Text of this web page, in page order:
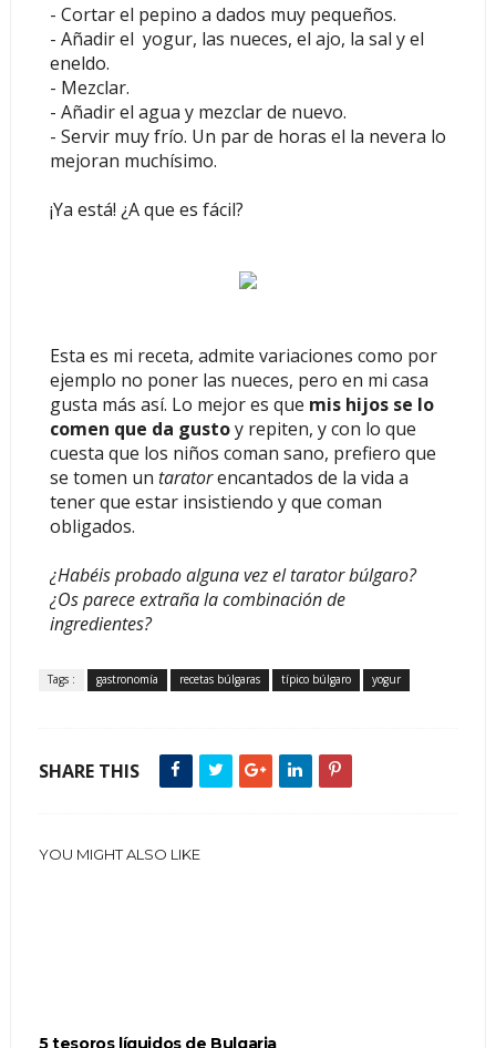
- Cortar el pepino a dados muy pequeños.
- Añadir el yogur, las nueces, el ajo, la sal y el
eneldo.
- Mezclar.
- Añadir el agua y mezclar de nuevo.
- Servir muy frío. Un par de horas el la nevera lo
mejoran muchísimo.
¡Ya está! ¿A que es fácil?
Esta es mi receta, admite variaciones como por
ejemplo no poner las nueces, pero en mi casa
gusta más así. Lo mejor es que mis hijos se lo
comen que da gustoy repiten, y con lo que
cuesta que los niños coman sano, prefiero que
se tomen un taratorencantados de la vida a
tener que estar insistiendo y que coman
obligados.
¿Habéis probado alguna vez el tarator búlgaro?
¿Os parece extraña la combinación de
ingredientes?
Tags : gastronomía recetas búlgaras típico búlgaro yogur
SHARE THIS
YOU MIGHT ALSO LIKE
5 tesoros líquidos de Bulgaria